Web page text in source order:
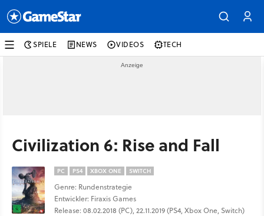
SPIELE NEWS VIDEOS TECH
Civilization 6: Rise and Fall
PC PS4 XBOX ONE SWITCH
Genre: Rundenstrategie
Entwickler: Firaxis Games
Release: 08.02.2018 (PC), 22.11.2019 (PS4, Xbox One, Switch)